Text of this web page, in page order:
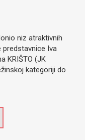
niz atraktivnih
predstavnice Iva
KRIŠTO (JK
kategoriji do